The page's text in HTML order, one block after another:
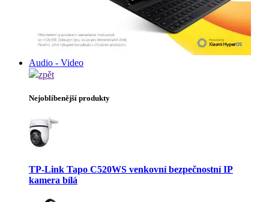
Audio - Video
zpět
Nejoblíbenější produkty
TP-Link Tapo C520WS venkovní bezpečnostní IP
kamera bílá